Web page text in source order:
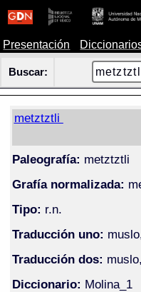
Presentación
Buscar:
metztztli
Paleografía: metztztli
Grafía normalizada:
Tipo: r.n.
Traducción uno:
Traducción dos:
Diccionario: Molina_1